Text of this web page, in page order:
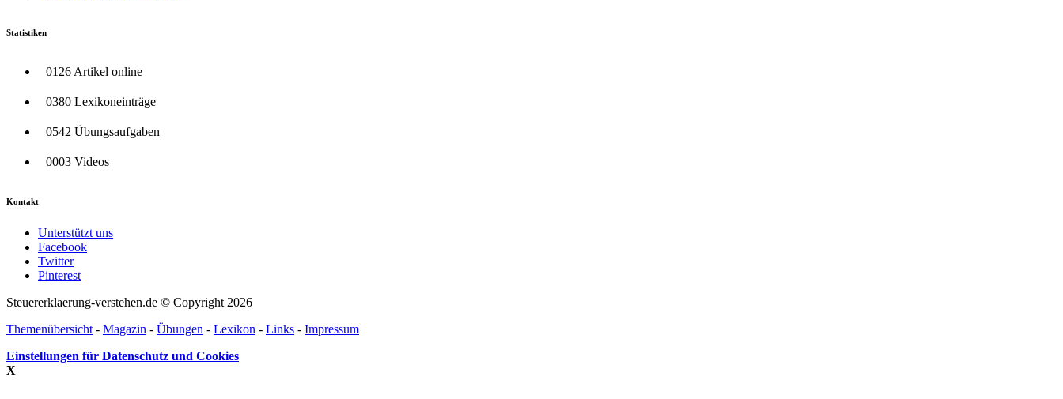
Statistiken
0126 Artikel online
0380 Lexikoneinträge
0542 Übungsaufgaben
0003 Videos
Kontakt
Unterstützt uns
Facebook
Twitter
Pinterest
Steuererklaerung-verstehen.de © Copyright 2026
Themenübersicht - Magazin - Übungen - Lexikon - Links - Impressum
Einstellungen für Datenschutz und Cookies
X